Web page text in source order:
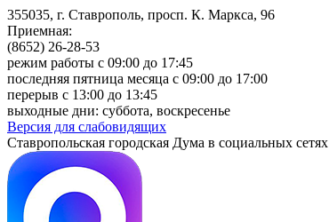
355035, г. Ставрополь, просп. К. Маркса, 96
Приемная:
(8652) 26-28-53
режим работы с 09:00 до 17:45
последняя пятница месяца с 09:00 до 17:00
перерыв с 13:00 до 13:45
выходные дни: суббота, воскресенье
Версия для слабовидящих
Ставропольская городская Дума в социальных сетях